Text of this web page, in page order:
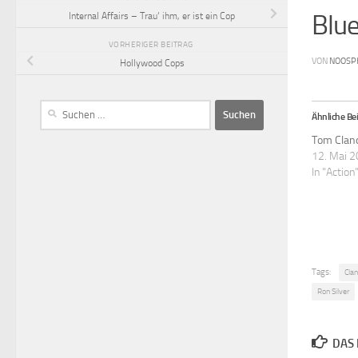
VON
Ähnliche
Tom
12. Mai
In "Action"
Tags:
Ron Silver
DAS
Internal Affairs – Trau‘ ihm, er ist ein Cop
VORHERIGER BEITRAG
Hollywood Cops